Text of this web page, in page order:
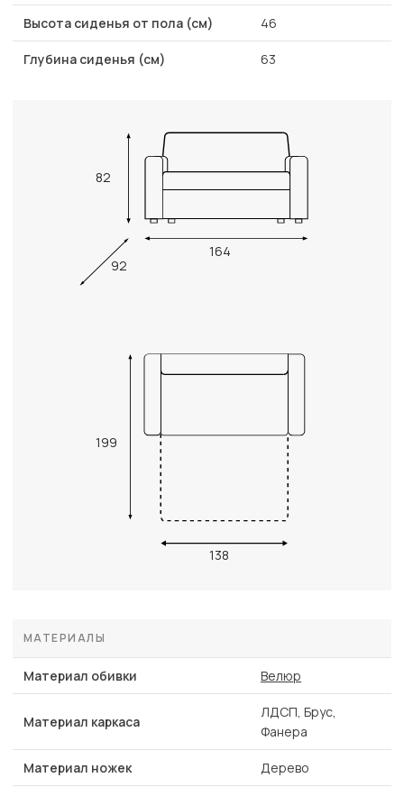
Высота сиденья от пола (см) 46
Глубина сиденья (см) 63
82
164
92
199
138
МАТЕРИАЛЫ
Материал обивки Велюр
Материал каркаса
ЛДСП, Брус,
Фанера
Материал ножек Дерево